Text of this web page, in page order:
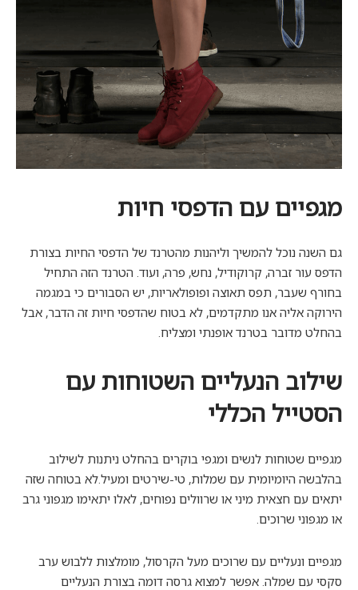
מגפיים עם הדפסי חיות
גם השנה נוכל להמשיך וליהנות מהטרנד של הדפסי החיות בצורת
הדפס עור זברה, קרוקודיל, נחש, פרה, ועוד. הטרנד הזה התחיל
בחורף שעבר, תפס תאוצה ופופולאריות, יש הסבורים כי במגמה
הירוקה אליה אנו מתקדמים, לא בטוח שהדפסי חיות זה הדבר, אבל
בהחלט מדובר בטרנד אופנתי ומצליח.
שילוב הנעליים השטוחות עם
הסטייל הכללי
מגפיים שטוחות לנשים ומגפי בוקרים בהחלט ניתנות לשילוב
בהלבשה היומיומית עם שמלות, טי-שירטים ומעיל.לא בטוחה שזה
יתאים עם חצאית מיני או שרוולים נפוחים, לאלו יתאימו מגפוני גרב
או מגפוני שרוכים.
מגפיים ונעליים עם שרוכים מעל הקרסול, מומלצות ללבוש ערב
סקסי עם שמלה. אפשר למצוא גרסה דומה בצורת הנעליים